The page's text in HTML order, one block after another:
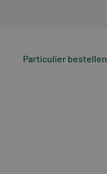
Particulier bestellen